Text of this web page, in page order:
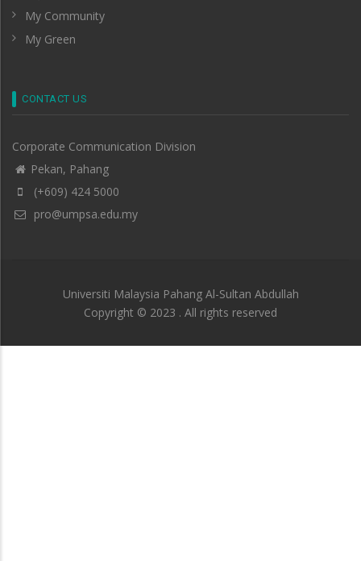
My Community
My Green
CONTACT US
Corporate Communication Division
Pekan, Pahang
(+609) 424 5000
pro@umpsa.edu.my
Universiti Malaysia Pahang Al-Sultan Abdullah
Copyright © 2023 . All rights reserved